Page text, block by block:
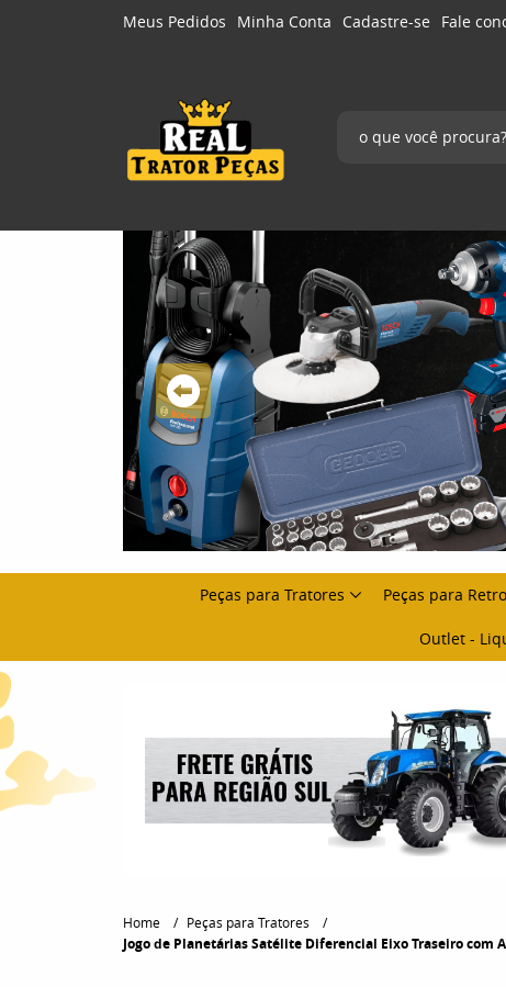
Meus Pedidos Minha Conta Cadastre-se Fale
Peças para Tratores Peças para
Outlet -
Home Peças para Tratores
Jogo de Planetárias Satélite Diferencial Eixo Traseiro com